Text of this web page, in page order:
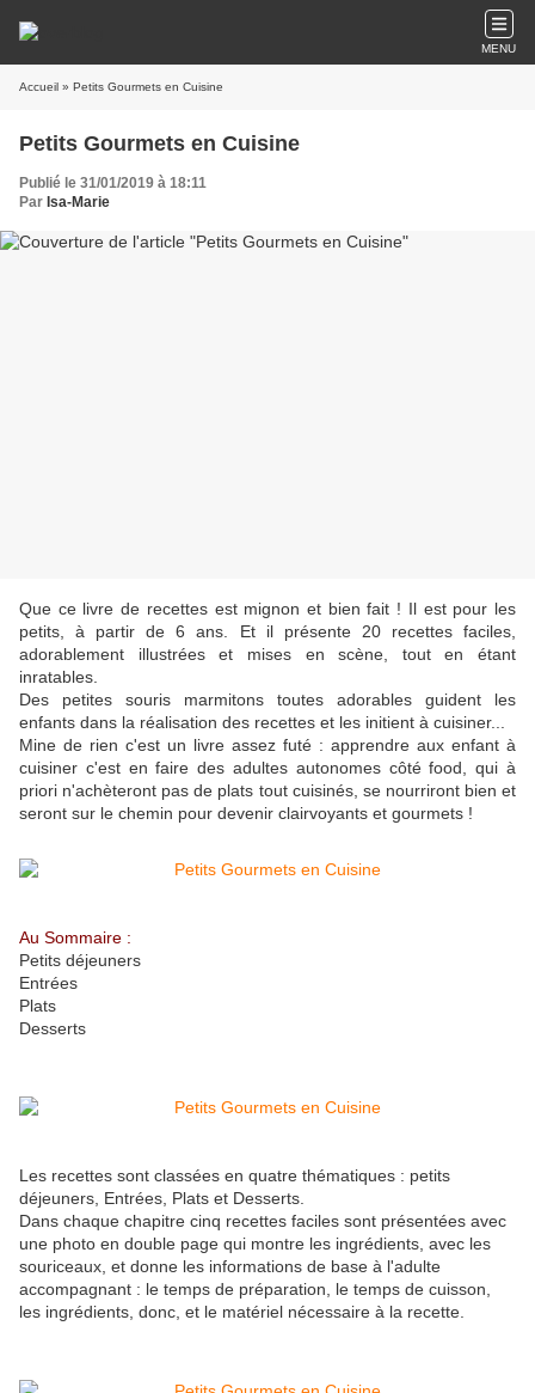
MENU
Accueil » Petits Gourmets en Cuisine
Petits Gourmets en Cuisine
Publié le 31/01/2019 à 18:11
Par Isa-Marie
Que ce livre de recettes est mignon et bien fait ! Il est pour les
petits, à partir de 6 ans. Et il présente 20 recettes faciles,
adorablement illustrées et mises en scène, tout en étant
inratables.
Des petites souris marmitons toutes adorables guident les
enfants dans la réalisation des recettes et les initient à cuisiner...
Mine de rien c'est un livre assez futé : apprendre aux enfant à
cuisiner c'est en faire des adultes autonomes côté food, qui à
priori n'achèteront pas de plats tout cuisinés, se nourriront bien et
seront sur le chemin pour devenir clairvoyants et gourmets !
Au Sommaire :
Petits déjeuners
Entrées
Plats
Desserts
Les recettes sont classées en quatre thématiques : petits
déjeuners, Entrées, Plats et Desserts.
Dans chaque chapitre cinq recettes faciles sont présentées avec
une photo en double page qui montre les ingrédients, avec les
souriceaux, et donne les informations de base à l'adulte
accompagnant : le temps de préparation, le temps de cuisson,
les ingrédients, donc, et le matériel nécessaire à la recette.